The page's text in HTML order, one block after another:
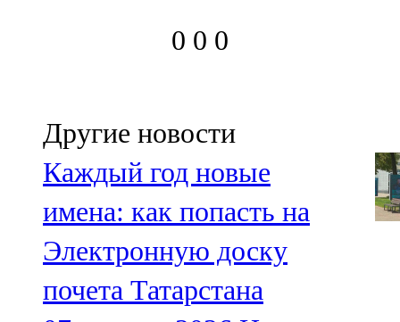
0 0 0
Другие новости
Каждый год новые
имена: как попасть на
Электронную доску
почета Татарстана